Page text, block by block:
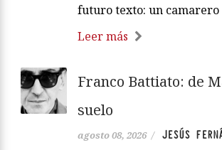
futuro texto: un
Leer más
Franco Battiato: de
suelo
agosto 08, 2026 / JESÚS